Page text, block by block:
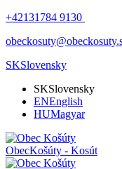
+42131784 9130
SKSlovensky
SKSlovensky
ENEnglish
HUMagyar
ObecKošúty - Kosút